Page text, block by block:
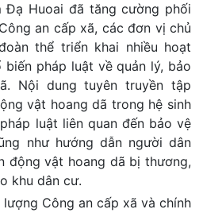
Đạ Huoai đã tăng cường phối
an cấp xã, các đơn vị chủ
thể triển khai nhiều hoạt
pháp luật về quản lý, bảo
Nội dung tuyên truyền tập
vật hoang dã trong hệ sinh
luật liên quan đến bảo vệ
như hướng dẫn người dân
động vật hoang dã bị thương,
khu dân cư.
Công an cấp xã và chính